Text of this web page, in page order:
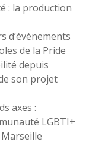
: la production
d’évènements
de la Pride
depuis
son projet
axes :
LGBTI+